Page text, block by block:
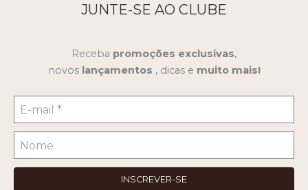
JUNTE-SE AO CLUBE
Receba promoções exclusivas,
novos lançamentos , dicas e muito mais!